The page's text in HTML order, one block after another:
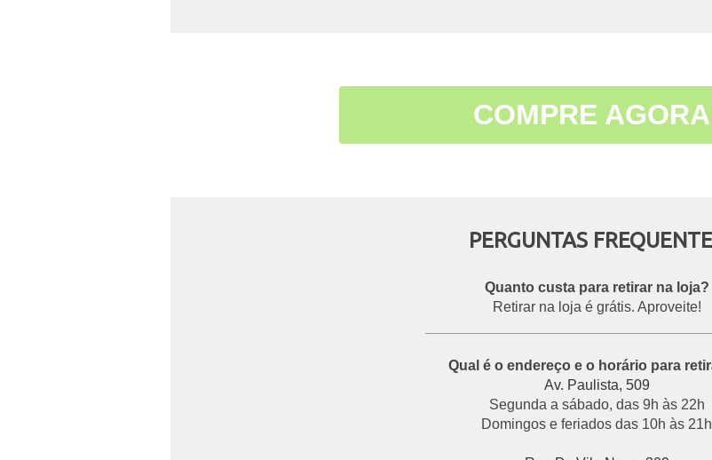
COMPRE
PERGUNTAS
Quanto custa para retirar na loja?
Retirar na loja é grátis. Aproveite!
Qual é o endereço e o horário para
Av. Paulista, 509
Segunda a sábado, das 9h às 22h
Domingos e feriados das 10h às 21h